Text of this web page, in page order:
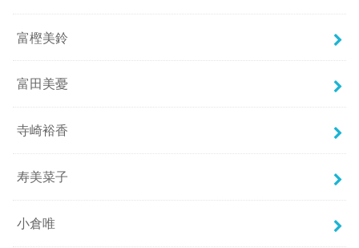
富樫美鈴
富田美憂
寺崎裕香
寿美菜子
小倉唯